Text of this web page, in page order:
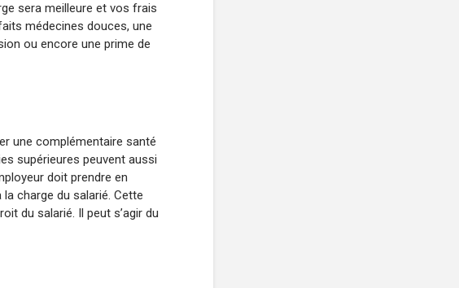
sera meilleure et vos frais
médecines douces, une
ou encore une prime de
une complémentaire santé
supérieures peuvent aussi
doit prendre en
charge du salarié. Cette
du salarié. Il peut s’agir du